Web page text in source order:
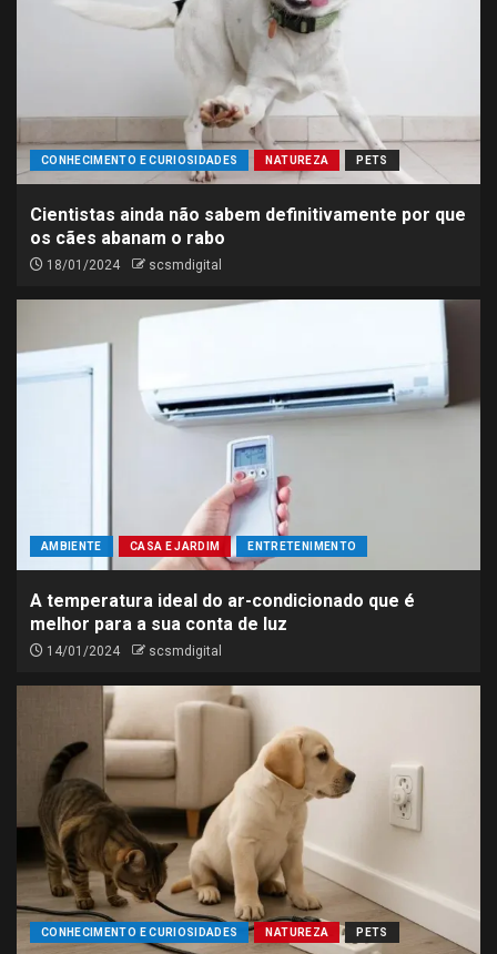
CONHECIMENTO E CURIOSIDADES NATUREZA PETS
Cientistas ainda não sabem definitivamente por que
os cães abanam o rabo
18/01/2024 scsmdigital
AMBIENTE CASA E JARDIM ENTRETENIMENTO
A temperatura ideal do ar-condicionado que é
melhor para a sua conta de luz
14/01/2024 scsmdigital
CONHECIMENTO E CURIOSIDADES NATUREZA PETS